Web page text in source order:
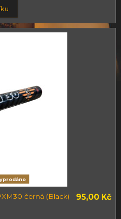
černá (Black) 95,00 Kč